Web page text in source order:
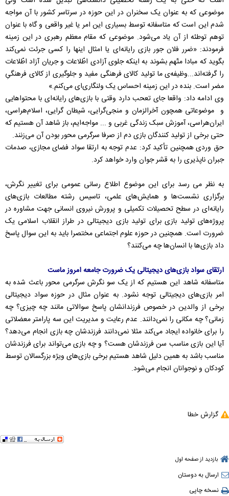
موضوعی که به عنوان یک سخنران در این حوزه در سرتاسر کشور با آن مواجه
شدم این است که متاسفانه توسط بسیاری این امر یا غیر واقعی و گاه با عنوان
توهم توطئه از آن یاد می‌شود. موضوعی که مقام معظم رهبری در این زمینه
فرمودند: «ضرر فلان جور بازی رایانه‌ای یا امثال اینها را کسی جرئت نمی‌کند
بگوید که مبادا متّهم بشوند به اینکه جلوی آزادی اطّلاعات و جریان آزاد اطّلاعات
را گرفته‌اند...وظیفه‌ی ما تولید کالای فرهنگی مفید و جلوگیری از کالای فرهنگیِ
مضر است. بنده در این زمینه احساس یک ولنگاری‌ای می‌کنم.»
وی ادامه داد: واقعا جای تعحب دارد وقتی با بازی‌های رایانه‌ای با محتواهایی
و موضوعاتی همچون آخرالزمان و منجی‌گرایی، شیطان گرایی، اسلام‌هراسی،
ایران‌هراسی، آموزش سبک زندگی غربی و ... مواجه‌ایم، باز شاهد آن هستیم که
حتی برخی از تولید کنندگان بازی دم از صرفا سرگرمی محور بودن آن می‌زنند.
حق وردی همچنین تأکید کرد: عدم توجه به ارتقا سواد فضای مجازی، صدمات
جبران ناپذیری را به قشر جوان وارد خواهد کرد.
به نظر می رسد برای این موضوع اطلاع رسانی عمومی برای تغییر نگرش،
برگزاری نشست‌ها و همایش‌های علمی، تاسیس رشته مطالعات بازی‌های
رایانه‌ای در سطح تحصیلات تکمیلی و پرورش نیروی انسانی جهت مشاوره در
پروژه‌های تولید بازی برای تولید بازی دیجیتالی در طراز انقلاب اسلامی یک
ضرورت است. همچنین در حوزه علوم اجتماعی مختصرا باید به این سوال پاسخ
داد بازی‌ها با انسان‌ها چه می‌کنند؟
ارتقای سواد بازی‌های دیجیتالی یک ضرورت جامعه امروز ماست
متاسفانه شاهد این هستیم که از یک سو نگرش سرگرمی محور باعث شده به
امر بازی‌های دیجیتالی توجه نشود. به عنوان مثال در حوزه سواد دیجیتالی
برخی از والدین در خصوص فرزندانشان پاسخ سوالاتی مانند چه چیزی؟ چه
زمانی؟ چه مکانی را نمی‌دانند. عدم رعایت و مدیریت این سه پارامتر معضلاتی
را برای خانواده ایجاد می‌کند مثلا نمی‌دانند فرزندشان چه بازی انجام می‌دهد؟
آیا این بازی مناسب سن فرزندشان هست؟ و چه بازی می‌تواند برای فرزندشان
مناسب باشد به همین دلیل شاهد هستیم برخی بازی‌های ویژه بزرگسالان توسط
کودکان و نوجوانان انجام می‌شود.
گزارش خطا
بازدید از صفحه اول
ارسال به دوستان
نسخه چاپی